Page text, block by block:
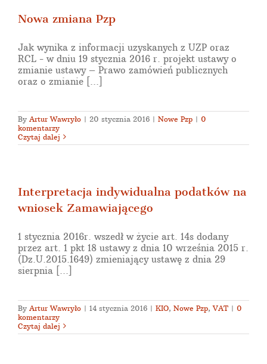
Nowa zmiana Pzp
Jak wynika z informacji uzyskanych z UZP oraz
RCL - w dniu 19 stycznia 2016 r. projekt ustawy o
zmianie ustawy – Prawo zamówień publicznych
oraz o zmianie [...]
By Artur Wawryło | 20 stycznia 2016 | Nowe Pzp | 0
komentarzy
Czytaj dalej
Interpretacja indywidualna podatków na
wniosek Zamawiającego
1 stycznia 2016r. wszedł w życie art. 14s dodany
przez art. 1 pkt 18 ustawy z dnia 10 września 2015 r.
(Dz.U.2015.1649) zmieniający ustawę z dnia 29
sierpnia [...]
By Artur Wawryło | 14 stycznia 2016 | KIO, Nowe Pzp,VAT | 0
komentarzy
Czytaj dalej